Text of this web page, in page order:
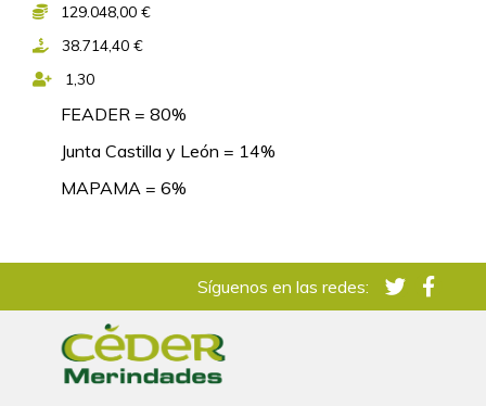
129.048,00 €
38.714,40 €
1,30
FEADER = 80%
Junta Castilla y León = 14%
MAPAMA = 6%
Síguenos en las redes: